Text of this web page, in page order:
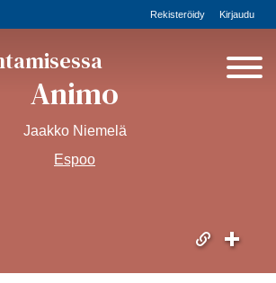
Rekisteröidy Kirjaudu
Animo
Jaakko Niemelä
Espoo